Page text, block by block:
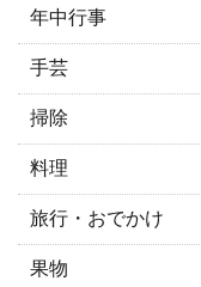
年中行事
手芸
掃除
料理
旅行・おでかけ
果物